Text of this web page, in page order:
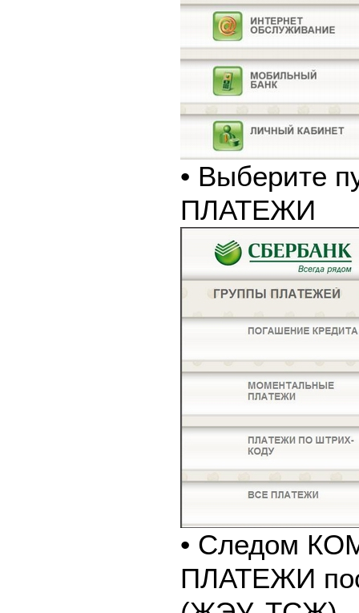
• Выберите
ПЛАТЕЖИ
• Следом
ПЛАТЕЖИ